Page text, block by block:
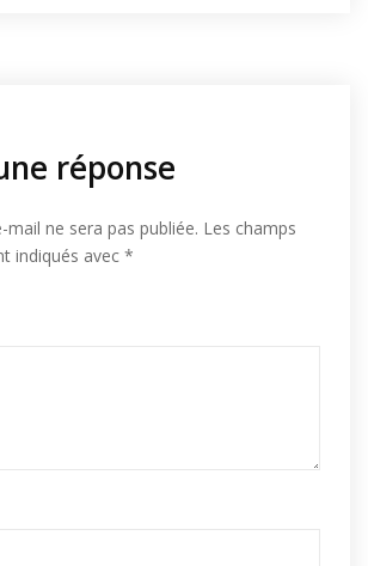
réponse
mail ne sera pas publiée. Les champs
indiqués avec *